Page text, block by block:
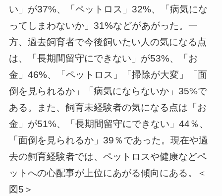
い」が37%、「ペットロス」32%、「病気にな
ってしまわないか」31%などがあがった。一
方、過去飼育者で今後飼いたい人の気になる点
は、「長期間留守にできない」が53%、「お
金」46%、「ペットロス」「掃除が大変」「面
倒を見られるか」「病気にならないか」35%で
ある。また、飼育未経験者の気になる点は「お
金」が51%、「長期間留守にできない」44％、
「面倒を見られるか」39％であった。現在や過
去の飼育経験者では、ペットロスや健康などペ
ットへの心配事が上位にあがる傾向にある。＜
図5＞